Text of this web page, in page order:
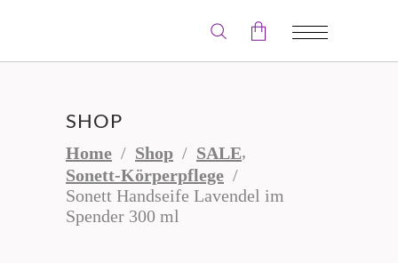
SHOP
Home / Shop / SALE,
Sonett-Körperpflege /
Sonett Handseife Lavendel im
Spender 300 ml